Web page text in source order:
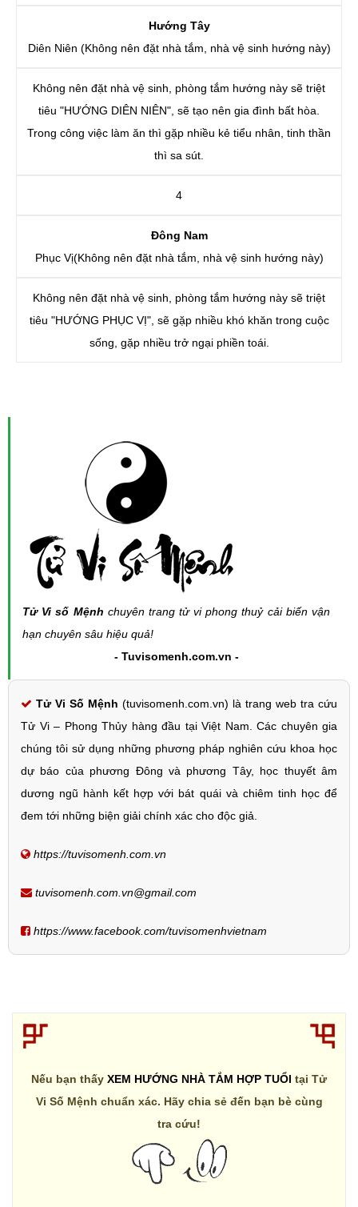
Hướng Tây
Diên Niên (Không nên đặt nhà tắm, nhà vệ sinh hướng này)
Không nên đặt nhà vệ sinh, phòng tắm hướng này sẽ triệt
tiêu "HƯỚNG DIÊN NIÊN", sẽ tạo nên gia đình bất hòa.
Trong công việc làm ăn thì gặp nhiều kẻ tiểu nhân, tinh thần
thì sa sút.
4
Đông Nam
Phục Vị(Không nên đặt nhà tắm, nhà vệ sinh hướng này)
Không nên đặt nhà vệ sinh, phòng tắm hướng này sẽ triệt
tiêu "HƯỚNG PHỤC VỊ", sẽ gặp nhiều khó khăn trong cuộc
sống, gặp nhiều trở ngại phiền toái.
Tử Vi số Mệnh chuyên trang tử vi phong thuỷ cải biến vận
hạn chuyên sâu hiệu quả!
- Tuvisomenh.com.vn -
Tử Vi Số Mệnh (tuvisomenh.com.vn) là trang web tra cứu
Tử Vi – Phong Thủy hàng đầu tại Việt Nam. Các chuyên gia
chúng tôi sử dụng những phương pháp nghiên cứu khoa học
dự báo của phương Đông và phương Tây, học thuyết âm
dương ngũ hành kết hợp với bát quái và chiêm tinh học để
đem tới những biện giải chính xác cho độc giả.
https://tuvisomenh.com.vn
tuvisomenh.com.vn@gmail.com
https://www.facebook.com/tuvisomenhvietnam
Nếu bạn thấy XEM HƯỚNG NHÀ TẮM HỢP TUỔI tại Tử
Vi Số Mệnh chuẩn xác. Hãy chia sẻ đến bạn bè cùng
tra cứu!